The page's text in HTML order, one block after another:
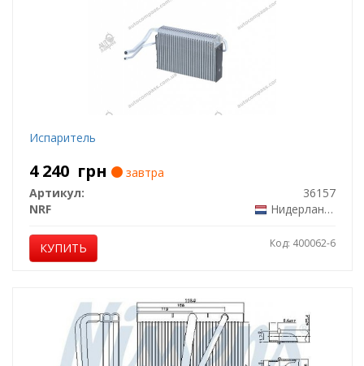
Испаритель
4 240 грн
завтра
Артикул:
36157
NRF
Нидерланды
КУПИТЬ Код: 400062-6